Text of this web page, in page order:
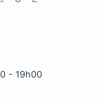
- 19h00